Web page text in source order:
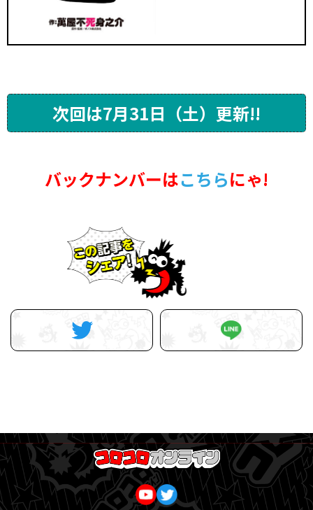
次回は7月31日（土）更新!!
バックナンバーはこちらにゃ!